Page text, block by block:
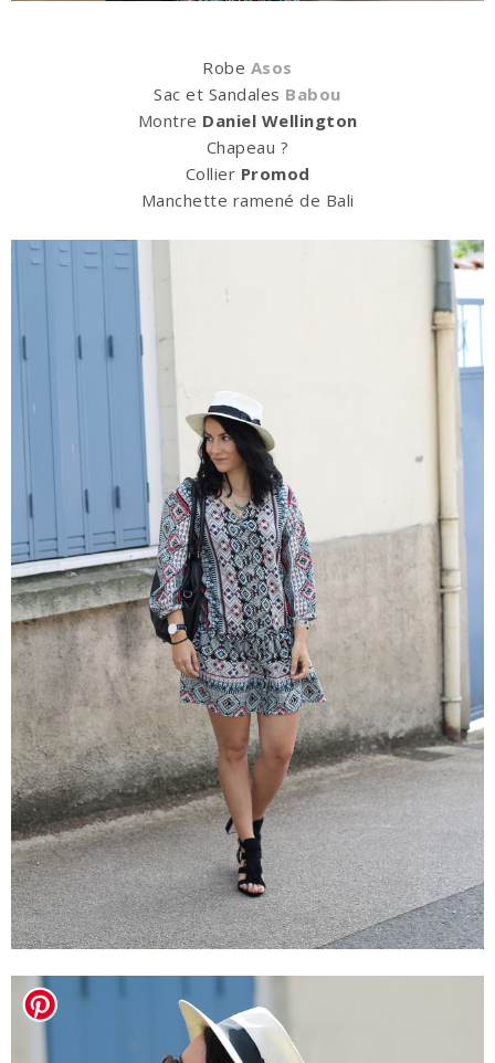
Robe Asos
Sac et Sandales Babou
Montre Daniel Wellington
Chapeau ?
Collier Promod
Manchette ramené de Bali